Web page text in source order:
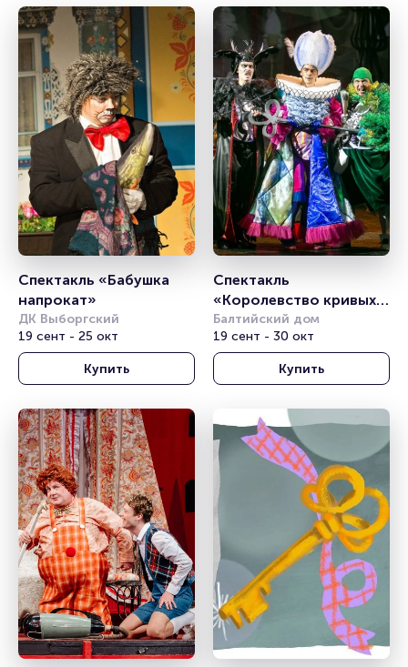
Спектакль «Бабушка
напрокат»
ДК Выборгский
19 сент - 25 окт
Купить
Спектакль
«Королевство кривых
зеркал»
Балтийский дом
19 сент - 30 окт
Купить